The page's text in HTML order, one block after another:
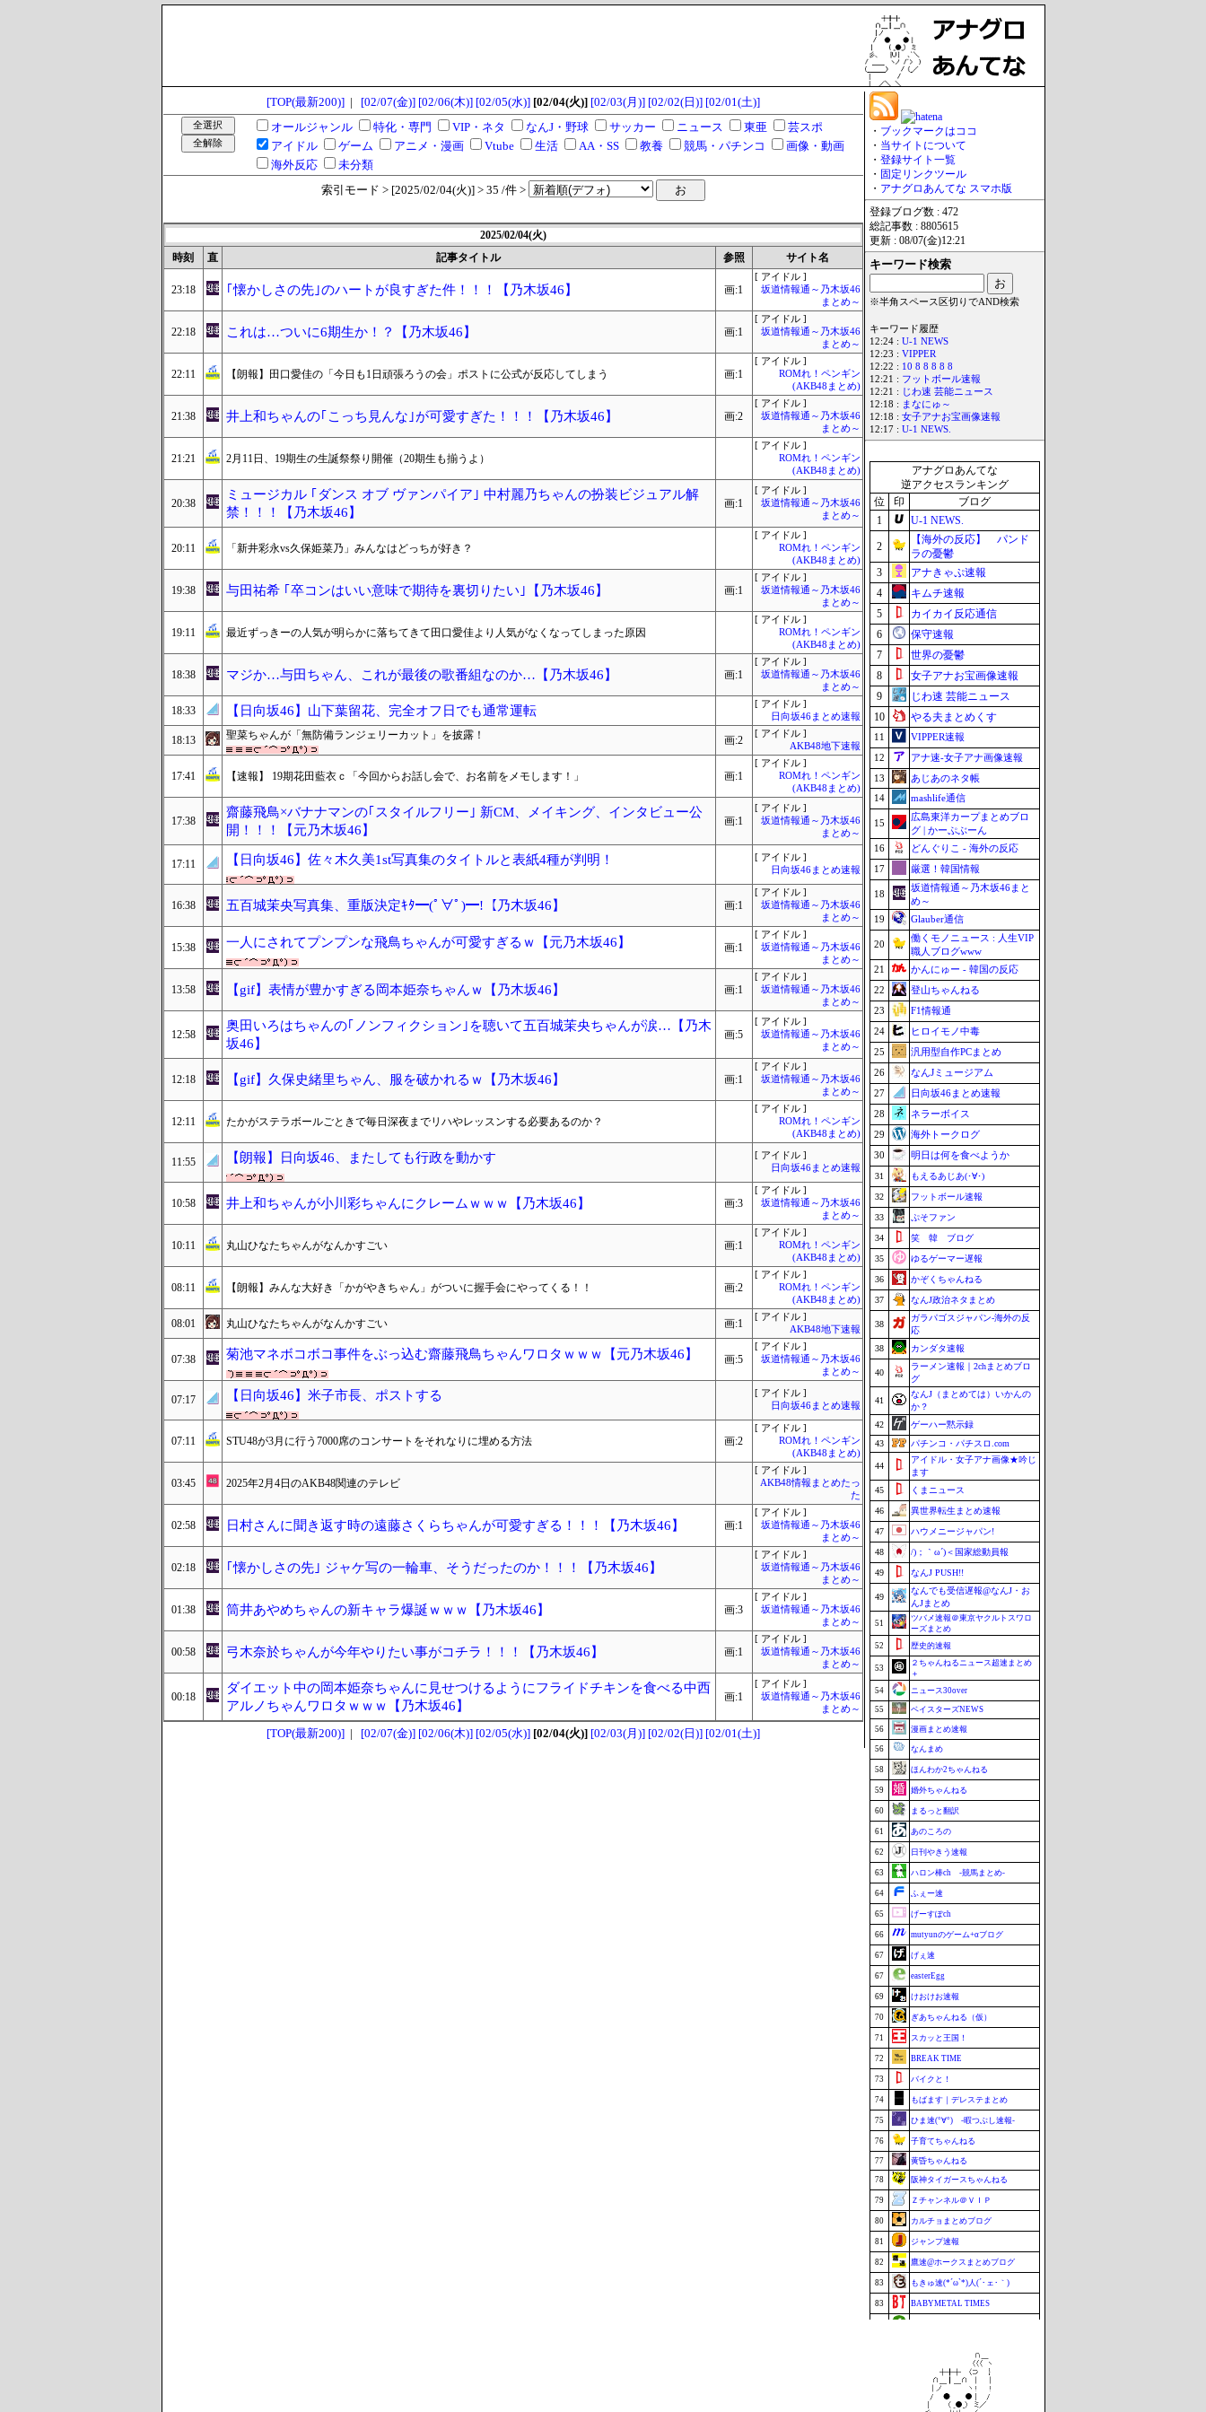
[TOP(最新200)]| [02/07(金)] [02/06(木)] [02/05(水)] [02/04(火)] [02/03(月)] [02/02(日)] [02/01(土)]
オールジャンル
特化・専門 VIP・ネタ なんJ・野球 サッカー ニュース 東亜
芸スポ
アイドル
ゲーム アニメ・漫画 Vtube 生活 AA・SS 教養 競馬・パチンコ
画像・動画
海外反応
未分類
索引モード > [2025/02/04(火)] > 35 /件 >
2025/02/04(火)
時刻
直 記事タイトル 参照 サイト名
23:18 ｢懐かしさの先｣のハートが良すぎた件！！！【乃木坂46】 画:1
[ アイドル ]
坂道情報通～乃木坂46
まとめ～
22:18 これは…ついに6期生か！？【乃木坂46】 画:1
[ アイドル ]
坂道情報通～乃木坂46
まとめ～
22:11 【朗報】田口愛佳の「今日も1日頑張ろうの会」ポストに公式が反応してしまう 画:1
[ アイドル ]
ROMれ！ペンギン
(AKB48まとめ)
21:38 井上和ちゃんの｢こっち見んな｣が可愛すぎた！！！【乃木坂46】 画:2
[ アイドル ]
坂道情報通～乃木坂46
まとめ～
21:21 2月11日、19期生の生誕祭祭り開催（20期生も揃うよ）
[ アイドル ]
ROMれ！ペンギン
(AKB48まとめ)
20:38
ミュージカル ｢ダンス オブ ヴァンパイア｣ 中村麗乃ちゃんの扮装ビジュアル解
禁！！！【乃木坂46】
画:1
[ アイドル ]
坂道情報通～乃木坂46
まとめ～
20:11 「新井彩永vs久保姫菜乃」みんなはどっちが好き？
[ アイドル ]
ROMれ！ペンギン
(AKB48まとめ)
19:38 与田祐希 ｢卒コンはいい意味で期待を裏切りたい｣【乃木坂46】 画:1
[ アイドル ]
坂道情報通～乃木坂46
まとめ～
19:11 最近ずっきーの人気が明らかに落ちてきて田口愛佳より人気がなくなってしまった原因
[ アイドル ]
ROMれ！ペンギン
(AKB48まとめ)
18:38 マジか…与田ちゃん、これが最後の歌番組なのか…【乃木坂46】 画:1
[ アイドル ]
坂道情報通～乃木坂46
まとめ～
18:33 【日向坂46】山下葉留花、完全オフ日でも通常運転
[ アイドル ]
日向坂46まとめ速報
18:13 聖菜ちゃんが「無防備ランジェリーカット」を披露！ 画:2
[ アイドル ]
AKB48地下速報
17:41 【速報】 19期花田藍衣ｃ「今回からお話し会で、お名前をメモします！」 画:1
[ アイドル ]
ROMれ！ペンギン
(AKB48まとめ)
17:38
齋藤飛鳥×バナナマンの｢スタイルフリー｣ 新CM、メイキング、インタビュー公
開！！！【元乃木坂46】
画:1
[ アイドル ]
坂道情報通～乃木坂46
まとめ～
17:11 【日向坂46】佐々木久美1st写真集のタイトルと表紙4種が判明！
[ アイドル ]
日向坂46まとめ速報
16:38 五百城茉央写真集、重版決定ｷﾀ━(ﾟ∀ﾟ)━!【乃木坂46】 画:1
[ アイドル ]
坂道情報通～乃木坂46
まとめ～
15:38 一人にされてプンプンな飛鳥ちゃんが可愛すぎるｗ【元乃木坂46】 画:1
[ アイドル ]
坂道情報通～乃木坂46
まとめ～
13:58 【gif】表情が豊かすぎる岡本姫奈ちゃんｗ【乃木坂46】 画:1
[ アイドル ]
坂道情報通～乃木坂46
まとめ～
12:58
奥田いろはちゃんの｢ノンフィクション｣を聴いて五百城茉央ちゃんが涙…【乃木
坂46】
画:5
[ アイドル ]
坂道情報通～乃木坂46
まとめ～
12:18 【gif】久保史緒里ちゃん、服を破かれるｗ【乃木坂46】 画:1
[ アイドル ]
坂道情報通～乃木坂46
まとめ～
12:11 たかがステラボールごときで毎日深夜までリハやレッスンする必要あるのか？
[ アイドル ]
ROMれ！ペンギン
(AKB48まとめ)
11:55 【朗報】日向坂46、またしても行政を動かす
[ アイドル ]
日向坂46まとめ速報
10:58 井上和ちゃんが小川彩ちゃんにクレームｗｗｗ【乃木坂46】 画:3
[ アイドル ]
坂道情報通～乃木坂46
まとめ～
10:11 丸山ひなたちゃんがなんかすごい 画:1
[ アイドル ]
ROMれ！ペンギン
(AKB48まとめ)
08:11 【朗報】みんな大好き「かがやきちゃん」がついに握手会にやってくる！！ 画:2
[ アイドル ]
ROMれ！ペンギン
(AKB48まとめ)
08:01 丸山ひなたちゃんがなんかすごい 画:1
[ アイドル ]
AKB48地下速報
07:38 菊池マネボコボコ事件をぶっ込む齋藤飛鳥ちゃんワロタｗｗｗ【元乃木坂46】 画:5
[ アイドル ]
坂道情報通～乃木坂46
まとめ～
07:17 【日向坂46】米子市長、ポストする
[ アイドル ]
日向坂46まとめ速報
07:11 STU48が3月に行う7000席のコンサートをそれなりに埋める方法 画:2
[ アイドル ]
ROMれ！ペンギン
(AKB48まとめ)
03:45 2025年2月4日のAKB48関連のテレビ
[ アイドル ]
AKB48情報まとめたっ
た
02:58 日村さんに聞き返す時の遠藤さくらちゃんが可愛すぎる！！！【乃木坂46】 画:1
[ アイドル ]
坂道情報通～乃木坂46
まとめ～
02:18 ｢懐かしさの先｣ ジャケ写の一輪車、そうだったのか！！！【乃木坂46】
[ アイドル ]
坂道情報通～乃木坂46
まとめ～
01:38 筒井あやめちゃんの新キャラ爆誕ｗｗｗ【乃木坂46】 画:3
[ アイドル ]
坂道情報通～乃木坂46
まとめ～
00:58 弓木奈於ちゃんが今年やりたい事がコチラ！！！【乃木坂46】 画:1
[ アイドル ]
坂道情報通～乃木坂46
まとめ～
00:18
ダイエット中の岡本姫奈ちゃんに見せつけるようにフライドチキンを食べる中西
アルノちゃんワロタｗｗｗ【乃木坂46】
画:1
[ アイドル ]
坂道情報通～乃木坂46
まとめ～
[TOP(最新200)]| [02/07(金)] [02/06(木)] [02/05(水)] [02/04(火)] [02/03(月)] [02/02(日)] [02/01(土)]
・ ブックマークはココ
・ 当サイトについて
・ 登録サイト一覧
・ 固定リンクツール
・ アナグロあんてな スマホ版
登録ブログ数 : 472
総記事数 : 8805615
更新 : 08/07(金)12:21
キーワード検索
※半角スペース区切りでAND検索
キーワード履歴
12:24 : U-1 NEWS
12:23 : VIPPER
12:22 : 10 8 8 8 8 8
12:21 : フットボール速報
12:21 : じわ速 芸能ニュース
12:18 : まなにゅ～
12:18 : 女子アナお宝画像速報
12:17 : U-1 NEWS.
アナグロあんてな
逆アクセスランキング
位
印
ブログ
1
U-1 NEWS.
2
【海外の反応】 パンド
ラの憂鬱
3
アナきゃぷ速報
4
キムチ速報
5
カイカイ反応通信
6
保守速報
7
世界の憂鬱
8
女子アナお宝画像速報
9
じわ速 芸能ニュース
10
やる夫まとめくす
11
VIPPER速報
12
アナ速‐女子アナ画像速報
13
あじあのネタ帳
14
mashlife通信
15
広島東洋カープまとめブロ
グ | かーぷぶーん
16
どんぐりこ - 海外の反応
17
厳選！韓国情報
18
坂道情報通～乃木坂46まと
め～
19
Glauber通信
20
働くモノニュース : 人生VIP
職人ブログwww
21
かんにゅー - 韓国の反応
22
登山ちゃんねる
23
F1情報通
24
ヒロイモノ中毒
25
汎用型自作PCまとめ
26
なんJミュージアム
27
日向坂46まとめ速報
28
ネラーボイス
29
海外トークログ
30
明日は何を食べようか
31 もえるあじあ(･∀･)
32 フットボール速報
33 ぷそファン
34 笑 韓 ブログ
35 ゆるゲーマー遅報
36 かぞくちゃんねる
37 なんJ政治ネタまとめ
38
ガラパゴスジャパン-海外の反
応
38
カンダタ速報
40
ラーメン速報｜2chまとめブロ
グ
41
なんJ（まとめては）いかんの
か？
42
ゲーハー黙示録
43
パチンコ・パチスロ.com
44
アイドル・女子アナ画像★吟じ
ます
45
くまニュース
46 異世界転生まとめ速報
47 ハウメニージャパン!
48 /)；｀ω´)＜国家総動員報
49 なんJ PUSH!!
49
なんでも受信遅報@なんJ・お
んJまとめ
51
ツバメ速報＠東京ヤクルトスワロ
ーズまとめ
52
歴史的速報
53
２ちゃんねるニュース超速まとめ
＋
54
ニュース30over
55 ベイスターズNEWS
56 漫画まとめ速報
56 なんまめ
58 ほんわか2ちゃんねる
59 婚外ちゃんねる
60 まるっと翻訳
61 あのころの
62 日刊やきう速報
63 ハロン棒ch -競馬まとめ-
64 ふぇー速
65 げーすぽch
66 mutyunのゲーム+αブログ
67 げぇ速
67 easterEgg
69 けおけお速報
70 ぎあちゃんねる（仮）
71 スカッと王国！
72 BREAK TIME
73 バイクと！
74 もばます｜デレステまとめ
75 ひま速(°∀°) -暇つぶし速報-
76 子育てちゃんねる
77 黄昏ちゃんねる
78 阪神タイガースちゃんねる
79 Ｚチャンネル＠ＶＩＰ
80 カルチョまとめブログ
81 ジャンプ速報
82 鷹速@ホークスまとめブログ
83 もきゅ速(*´ω`*)人(´･ェ･｀)
83 BABYMETAL TIMES
チゲ速
まなにゅ～